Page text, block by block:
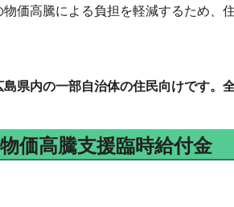
物価高騰による負担を軽減するため、
島県内の一部自治体の住民向けです。
価高騰支援臨時給付金